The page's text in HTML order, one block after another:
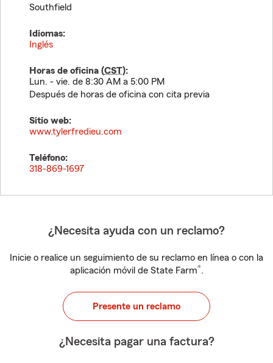
Southfield
Idiomas:
Inglés
Horas de oficina (CST):
Lun. - vie. de 8:30 AM a 5:00 PM
Después de horas de oficina con cita previa
Sitio web:
www.tylerfredieu.com
Teléfono:
318-869-1697
¿Necesita ayuda con un reclamo?
Inicie o realice un seguimiento de su reclamo en línea o con la
aplicación móvil de State Farm®.
Presente un reclamo
¿Necesita pagar una factura?